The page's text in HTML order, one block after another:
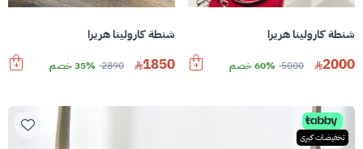
شنطة كارولينا هريرا
2000
5000 60% خصم
شنطة كارولينا هريرا
1850
2890 35% خصم
تخفيضات كبرى